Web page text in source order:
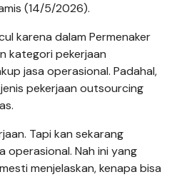
(14/5/2026).
karena dalam Permenaker
kategori pekerjaan
jasa operasional. Padahal,
pekerjaan outsourcing
Tapi kan sekarang
operasional. Nah ini yang
menjelaskan, kenapa bisa